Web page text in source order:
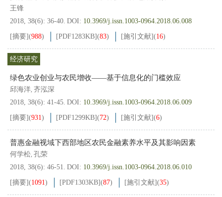
王锋
2018, 38(6): 36-40. DOI: 10.3969/j.issn.1003-0964.2018.06.008
[摘要](988) [PDF1283KB](83) [施引文献](16)
经济研究
绿色农业创业与农民增收——基于信息化的门槛效应
邱海洋, 齐泓深
2018, 38(6): 41-45. DOI: 10.3969/j.issn.1003-0964.2018.06.009
[摘要](931) [PDF1299KB](72) [施引文献](6)
普惠金融视域下西部地区农民金融素养水平及其影响因素
何学松, 孔荣
2018, 38(6): 46-51. DOI: 10.3969/j.issn.1003-0964.2018.06.010
[摘要](1091) [PDF1303KB](87) [施引文献](35)